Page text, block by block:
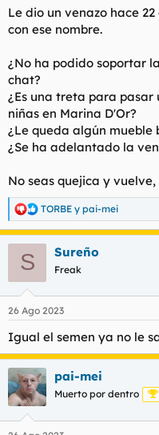
t
m
a
c
Le dio un venazo hace
con ese nombre.
¿No ha podido soportar
chat?
¿Es una treta para pasar
niñas en Marina D'Or?
¿Le queda algún mueble
¿Se ha adelantado la
No seas quejica y
R
e
a
e
:
TORBE y pai-mei
S Sureño
Freak
26 Ago 2023
Igual el semen ya no le
pai-mei
Muerto por dentro